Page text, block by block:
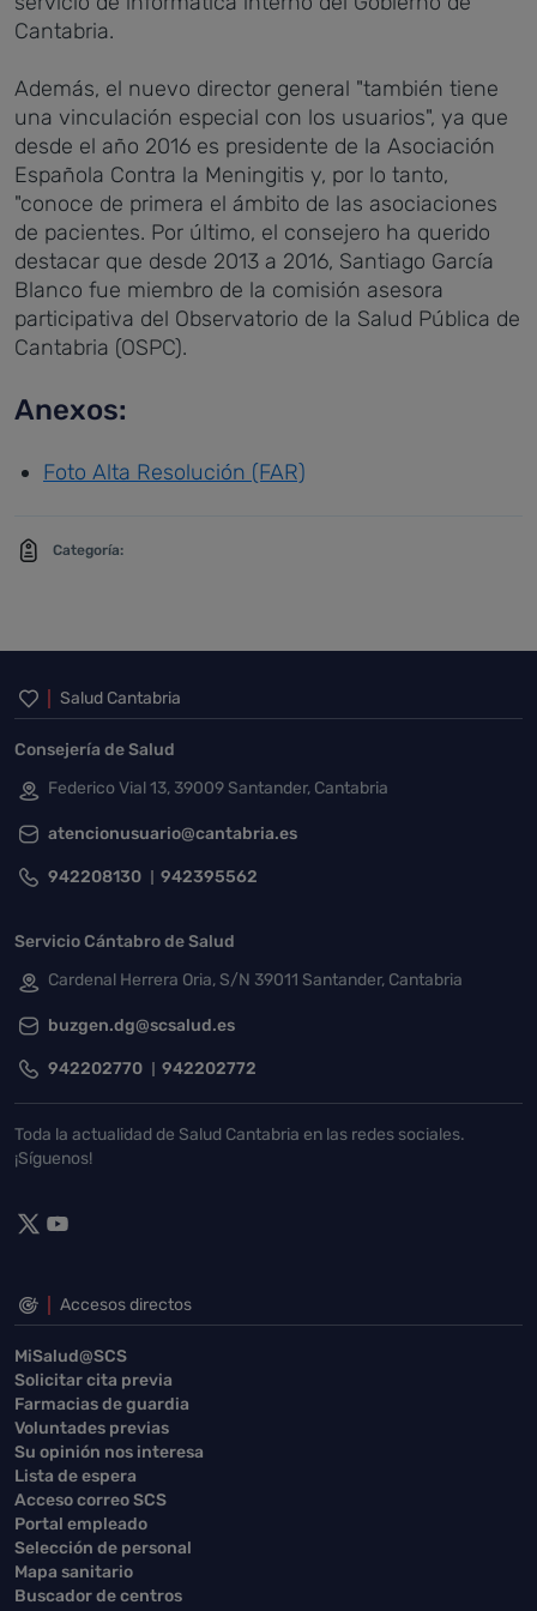
Cantabria.
Además, el nuevo director general "también tiene
una vinculación especial con los usuarios", ya que
desde el año 2016 es presidente de la Asociación
Española Contra la Meningitis y, por lo tanto,
"conoce de primera el ámbito de las asociaciones
de pacientes. Por último, el consejero ha querido
destacar que desde 2013 a 2016, Santiago García
Blanco fue miembro de la comisión asesora
participativa del Observatorio de la Salud Pública de
Cantabria (OSPC).
Anexos:
Foto Alta Resolución (FAR)
Categoría:
Inicio del pie de página
Salud Cantabria
Consejería de Salud
Federico Vial 13, 39009 Santander, Cantabria
atencionusuario@cantabria.es
942208130 942395562
Servicio Cántabro de Salud
Cardenal Herrera Oria, S/N 39011 Santander, Cantabria
buzgen.dg@scsalud.es
942202770 942202772
Toda la actualidad de Salud Cantabria en las redes sociales.
¡Síguenos!
Accesos directos
MiSalud@SCS
Solicitar cita previa
Farmacias de guardia
Voluntades previas
Su opinión nos interesa
Lista de espera
Acceso correo SCS
Portal empleado
Selección de personal
Mapa sanitario
Buscador de centros